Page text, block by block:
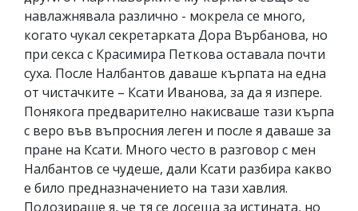
навлажнявала различно - мокрела се много,
когато чукал секретарката Дора Върбанова, но
при секса с Красимира Петкова оставала почти
суха. После Налбантов даваше кърпата на една
от чистачките – Ксати Иванова, за да я изпере.
Понякога предварително накисваше тази кърпа
с веро във въпросния леген и после я даваше за
пране на Ксати. Много често в разговор с мен
Налбантов се чудеше, дали Ксати разбира какво
е било предназначението на тази хавлия.
Подозираше я, че тя се досеща за истината, но